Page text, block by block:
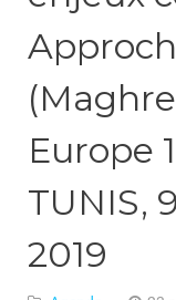
Europe
TUNIS,
2019